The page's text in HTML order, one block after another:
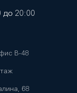
до 20:00
B-48
68